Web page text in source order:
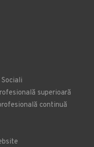
superioară
continuă